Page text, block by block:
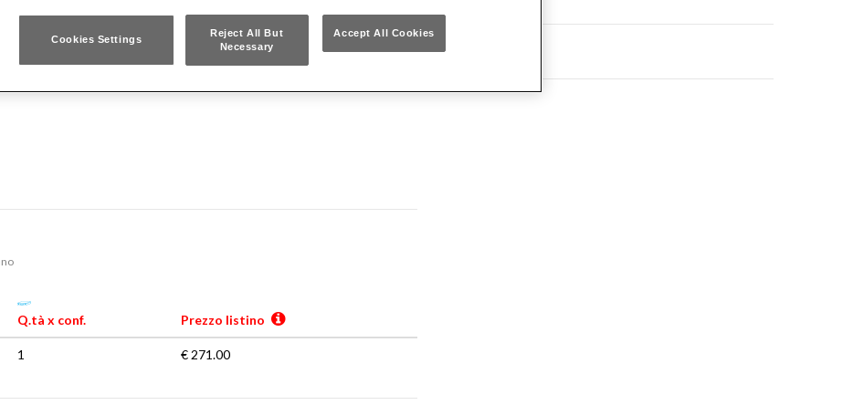
630 CN
Q.tà x conf. Prezzo listino
1 € 271.00
Cookies Settings
Reject All But
Necessary
Accept All Cookies